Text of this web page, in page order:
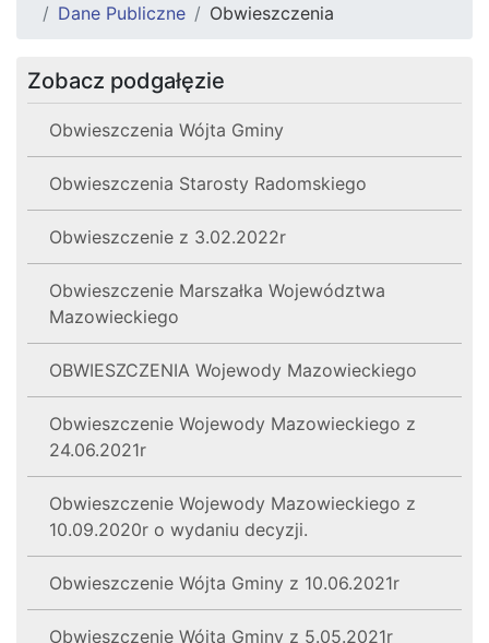
Dane Publiczne
Obwieszczenia
Zobacz podgałęzie
Obwieszczenia Wójta Gminy
Obwieszczenia Starosty Radomskiego
Obwieszczenie z 3.02.2022r
Obwieszczenie Marszałka Województwa
Mazowieckiego
OBWIESZCZENIA Wojewody Mazowieckiego
Obwieszczenie Wojewody Mazowieckiego z
24.06.2021r
Obwieszczenie Wojewody Mazowieckiego z
10.09.2020r o wydaniu decyzji.
Obwieszczenie Wójta Gminy z 10.06.2021r
Obwieszczenie Wójta Gminy z 5.05.2021r